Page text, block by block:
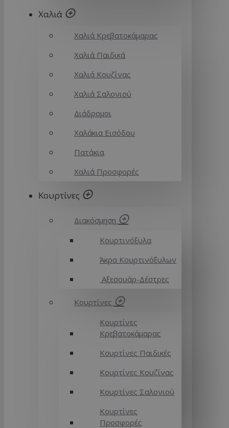
Χαλιά
Χαλιά Κρεβατοκάμαρας
Χαλιά Παιδικά
Χαλιά Κουζίνας
Χαλιά Σαλονιού
Διάδρομοι
Χαλάκια Εισόδου
Πατάκια
Χαλιά Προσφορές
Κουρτίνες
Διακόσμηση
Κουρτινόξυλα
Άκρα Κουρτινόξυλων
Αξεσουάρ-Δέστρες
Κουρτίνες
Κουρτίνες
Κρεβατοκάμαρας
Κουρτίνες Παιδικές
Κουρτίνες Κουζίνας
Κουρτίνες Σαλονιού
Κουρτίνες
Προσφορές